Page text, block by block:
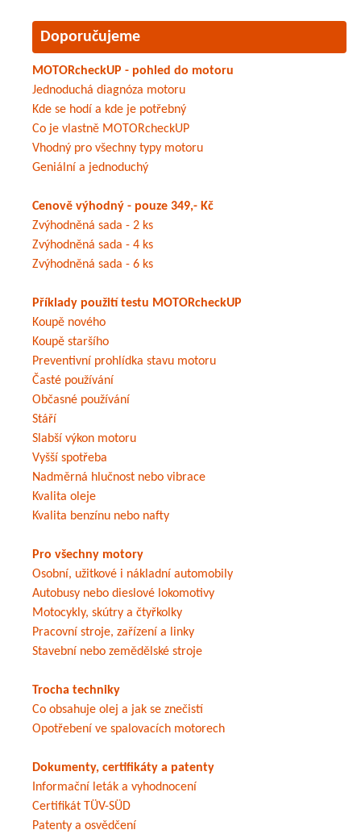
Doporučujeme
MOTORcheckUP - pohled do motoru
Jednoduchá diagnóza motoru
Kde se hodí a kde je potřebný
Co je vlastně MOTORcheckUP
Vhodný pro všechny typy motoru
Geniální a jednoduchý
Cenově výhodný - pouze 349,- Kč
Zvýhodněná sada - 2 ks
Zvýhodněná sada - 4 ks
Zvýhodněná sada - 6 ks
Příklady použití testu MOTORcheckUP
Koupě nového
Koupě staršího
Preventivní prohlídka stavu motoru
Časté používání
Občasné používání
Stáří
Slabší výkon motoru
Vyšší spotřeba
Nadměrná hlučnost nebo vibrace
Kvalita oleje
Kvalita benzínu nebo nafty
Pro všechny motory
Osobní, užitkové i nákladní automobily
Autobusy nebo dieslové lokomotivy
Motocykly, skútry a čtyřkolky
Pracovní stroje, zařízení a linky
Stavební nebo zemědělské stroje
Trocha techniky
Co obsahuje olej a jak se znečistí
Opotřebení ve spalovacích motorech
Dokumenty, certifikáty a patenty
Informační leták a vyhodnocení
Certifikát TÜV-SÜD
Patenty a osvědčení